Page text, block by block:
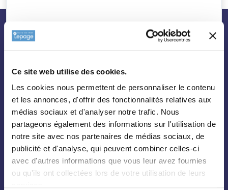
Ce site web utilise des cookies.
Les cookies nous permettent de personnaliser le contenu
et les annonces, d'offrir des fonctionnalités relatives aux
médias sociaux et d'analyser notre trafic. Nous
partageons également des informations sur l'utilisation de
notre site avec nos partenaires de médias sociaux, de
publicité et d'analyse, qui peuvent combiner celles-ci
avec d'autres informations que vous leur avez fournies
ou qu'ils ont collectées lors de votre utilisation de leurs
Toutes les plantes
Arbres
Arbustes
Palmiers
Fruitiers
Hortensias